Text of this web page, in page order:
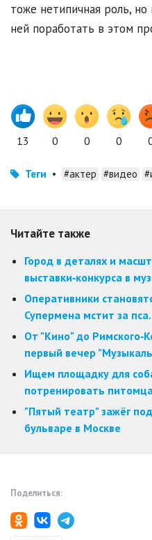
тоже нетипичная роль,
ней поработать в этом
13 0 0 0
Теги • #актер #видео
Читайте также
Город в деталях и
выставки‑конкурса в
Оперативники
Супермена мстит за
От "Кино" до
первый вечер
Ищем площадку для
потренировать питомца
"Пятый театр" зажёг
бульваре в Москве
Поделиться: